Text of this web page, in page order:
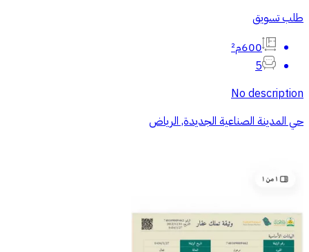
طلب تسويق
600م²
5
No description
حي المدينة الصناعية الجديدة, الرياض